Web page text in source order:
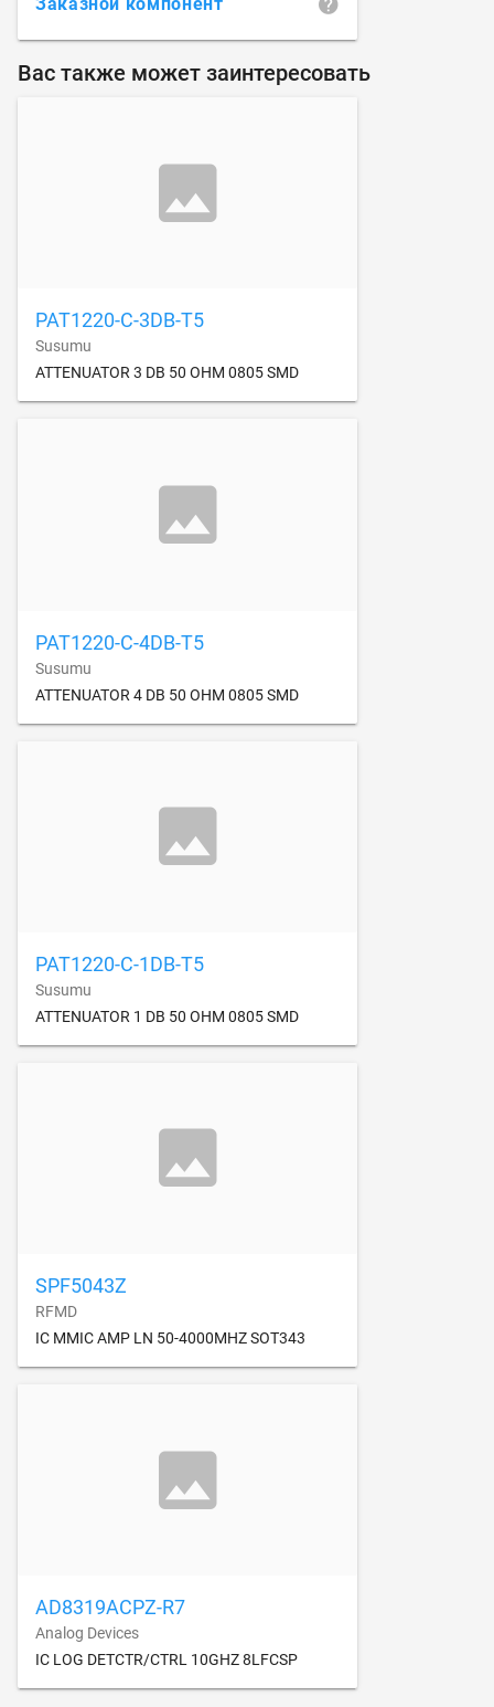
Вас также может заинтересовать
PAT1220-C-3DB-T5
Susumu
ATTENUATOR 3 DB 50 OHM 0805 SMD
PAT1220-C-4DB-T5
Susumu
ATTENUATOR 4 DB 50 OHM 0805 SMD
PAT1220-C-1DB-T5
Susumu
ATTENUATOR 1 DB 50 OHM 0805 SMD
SPF5043Z
RFMD
IC MMIC AMP LN 50-4000MHZ SOT343
AD8319ACPZ-R7
Analog Devices
IC LOG DETCTR/CTRL 10GHZ 8LFCSP